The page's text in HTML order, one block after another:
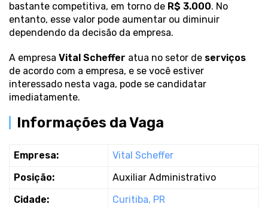
bastante competitiva, em torno de R$ 3.000. No
entanto, esse valor pode aumentar ou diminuir
dependendo da decisão da empresa.
A empresa Vital Scheffer atua no setor de serviços
de acordo com a empresa, e se você estiver
interessado nesta vaga, pode se candidatar
imediatamente.
Informações da Vaga
Empresa:
Vital Scheffer
Posição:
Auxiliar Administrativo
Cidade:
Curitiba, PR